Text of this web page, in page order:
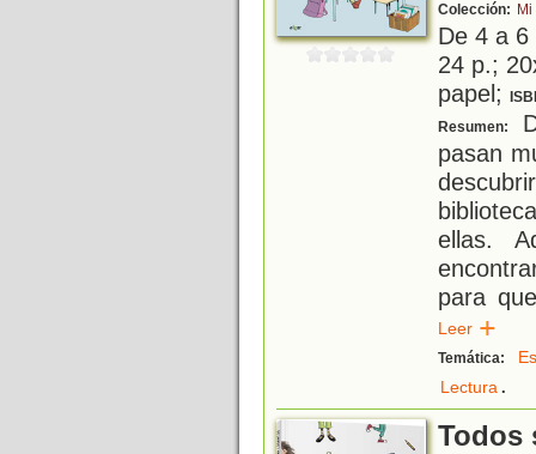
Colección:
De 4 a
24 p.;
papel;
Resumen:
pasan
ellas.
para
Leer
Temática:
Lectura.
Todos